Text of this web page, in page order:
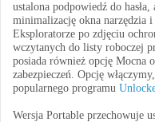
ustalona podpowiedź do
minimalizację okna narzędzia
Eksploratorze po zdjęciu
wczytanych do listy roboczej
posiada również opcję Mocna
zabezpieczeń. Opcję
popularnego programu
Wersja Portable przechowuje